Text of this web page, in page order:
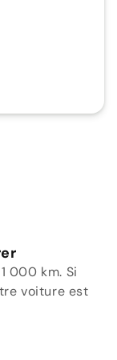
000 km. Si
voiture est